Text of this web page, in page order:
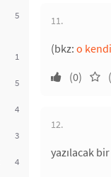
5
1
5
4
3
4
11.
(bkz: o
(0)
12.
yazılacak